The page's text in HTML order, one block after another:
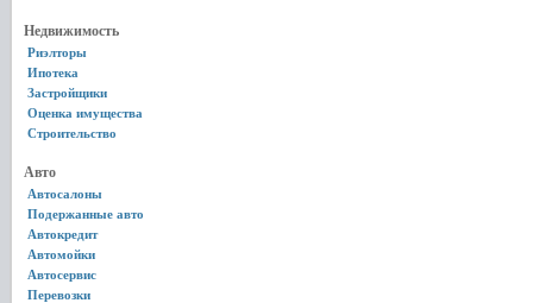
Недвижимость
Риэлторы
Ипотека
Застройщики
Оценка имущества
Строительство
Авто
Автосалоны
Подержанные авто
Автокредит
Автомойки
Автосервис
Перевозки